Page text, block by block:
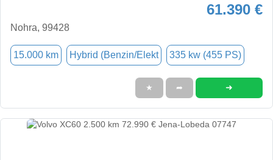
61.390 €
Nohra, 99428
15.000 km Hybrid (Benzin/Elekt 335 kw (455 PS)
★ ➦ ➜